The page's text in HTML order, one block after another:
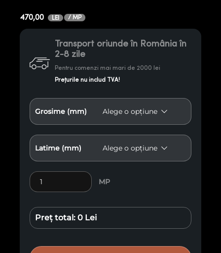
470,00 LEI / MP
Transport oriunde în România în
2-8 zile
Pentru comenzi mai mari de 2000 lei
Prețurile nu includ TVA!
Grosime (mm)
Latime (mm)
Cantitate Lemn exotic Cedru E30
MP
Preț total: 0 Lei